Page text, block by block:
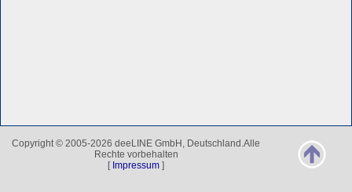
Copyright © 2005-2026 deeLINE GmbH, Deutschland.Alle
Rechte vorbehalten
[ Impressum ]